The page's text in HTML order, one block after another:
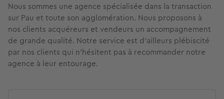
Nous sommes une agence spécialisée dans la transaction
sur Pau et toute son agglomération. Nous proposons à
nos clients acquéreurs et vendeurs un accompagnement
de grande qualité. Notre service est d’ailleurs plébiscité
par nos clients qui n’hésitent pas à recommander notre
agence à leur entourage.